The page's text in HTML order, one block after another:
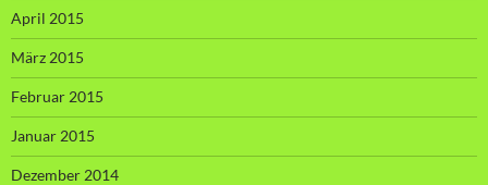
April 2015
März 2015
Februar 2015
Januar 2015
Dezember 2014